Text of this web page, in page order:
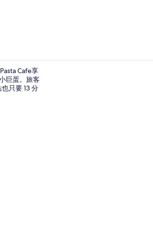
連通房(此房型為2間豪華雙床房) | 高級寢具、
Cafe享
巨蛋。旅客
只要 13 分